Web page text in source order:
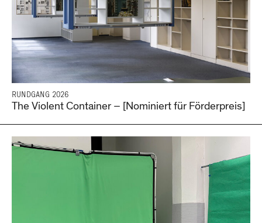
RUNDGANG 2026
The Violent Container – [Nominiert für Förderpreis]